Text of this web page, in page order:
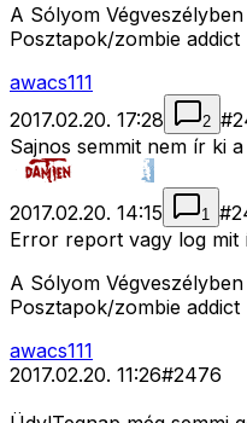
A Sólyom
Posztapok/zombie addict
awacs111
2017.02.20. 17:28
2 #
Sajnos semmit nem ír ki a
2017.02.20. 14:15 1 #
Error report vagy log mit
A Sólyom
Posztapok/zombie addict
awacs111
2017.02.20. 11:26#2476